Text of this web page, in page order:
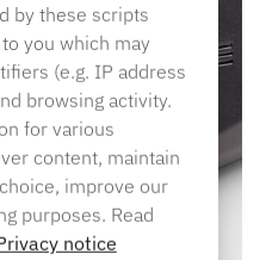
mobile
des
by these scripts
you which may
(e.g. IP address
browsing activity.
for various
content, maintain
improve our
purposes. Read
notice